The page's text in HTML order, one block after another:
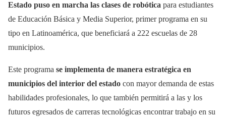
Estado puso en marcha las clases de robótica para estudiantes
de Educación Básica y Media Superior, primer programa en su
tipo en Latinoamérica, que beneficiará a 222 escuelas de 28
municipios.
Este programa se implementa de manera estratégica en
municipios del interior del estado con mayor demanda de estas
habilidades profesionales, lo que también permitirá a las y los
futuros egresados de carreras tecnológicas encontrar trabajo en su